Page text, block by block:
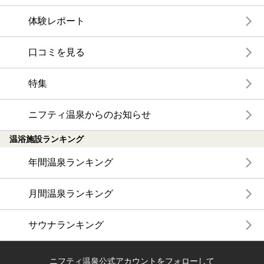
体験レポート
口コミを見る
特集
ニフティ温泉からのお知らせ
温浴施設ランキング
年間温泉ランキング
月間温泉ランキング
サウナランキング
ニフティ温泉公式アカウントをフォローして